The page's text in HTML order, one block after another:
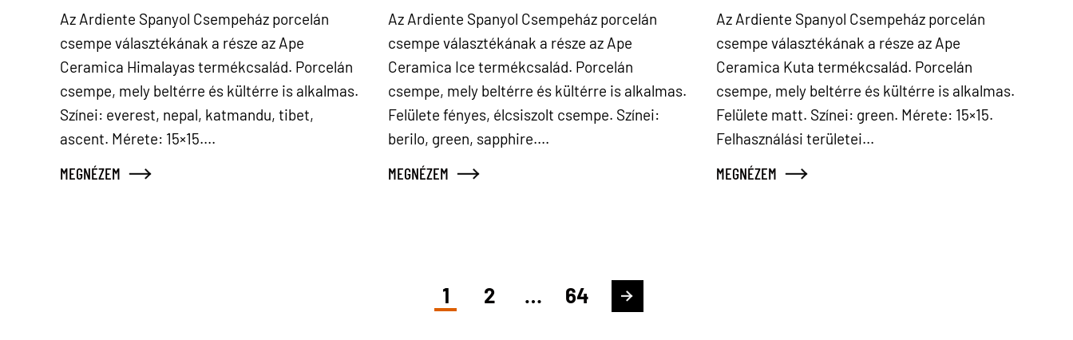
Az Ardiente Spanyol Csempeház porcelán
csempe választékának a része az Ape
Ceramica Himalayas termékcsalád. Porcelán
csempe, mely beltérre és kültérre is alkalmas.
Színei: everest, nepal, katmandu, tibet,
ascent. Mérete: 15×15....
MEGNÉZEM
Az Ardiente Spanyol Csempeház porcelán
csempe választékának a része az Ape
Ceramica Ice termékcsalád. Porcelán
csempe, mely beltérre és kültérre is alkalmas.
Felülete fényes, élcsiszolt csempe. Színei:
berilo, green, sapphire....
MEGNÉZEM
Az Ardiente Spanyol Csempeház porcelán
csempe választékának a része az Ape
Ceramica Kuta termékcsalád. Porcelán
csempe, mely beltérre és kültérre is alkalmas.
Felülete matt. Színei: green. Mérete: 15×15.
Felhasználási területei...
MEGNÉZEM
1 2 … 64